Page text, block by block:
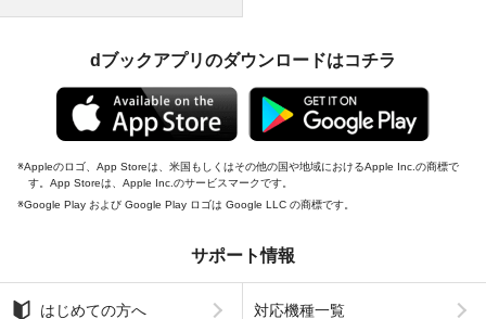
dブックアプリのダウンロードはコチラ
Appleのロゴ、App Storeは、米国もしくはその他の国や地域におけるApple Inc.の商標で
す。App Storeは、Apple Inc.のサービスマークです。
Google Play および Google Play ロゴは Google LLC の商標です。
サポート情報
はじめての方へ 対応機種一覧